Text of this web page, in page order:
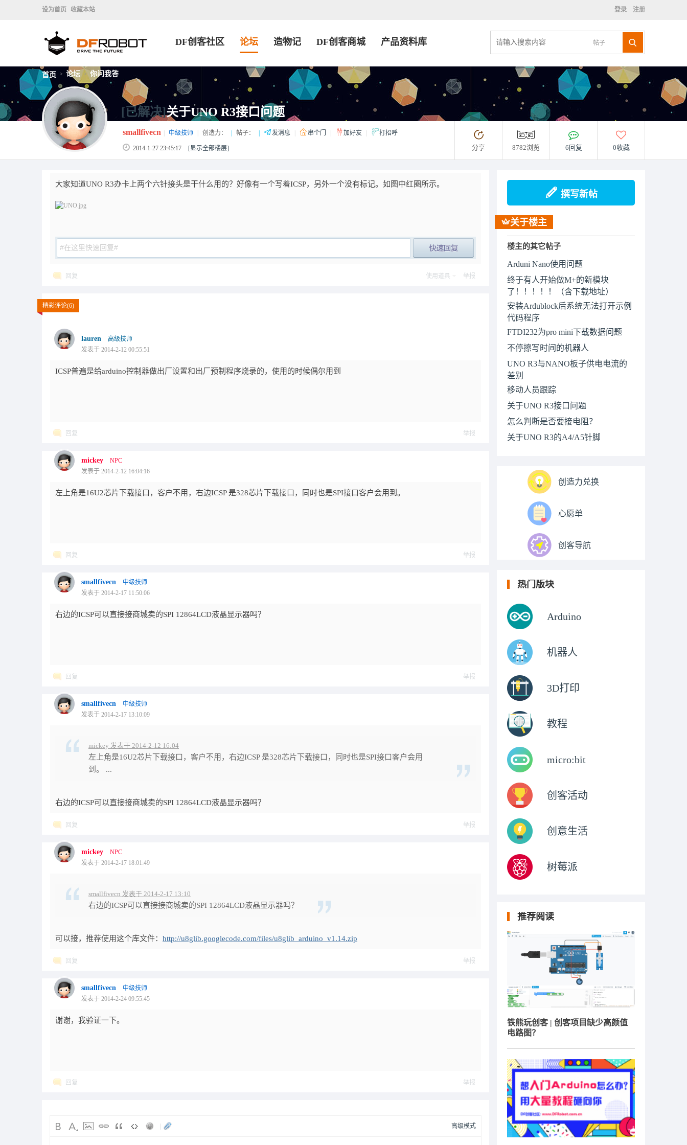
设为首页 收藏本站 登录 注册
帖子
DF创客社区 论坛 造物记 DF创客商城 产品资料库
首页 > 论坛 > 你问我答
[已解决]关于UNO R3接口问题
smallfivecn 中级技师 创造力： 帖子： 发消息 串个门 加好友 打招呼
2014-1-27 23:45:17 [显示全部楼层] 分享 8782浏览 6回复 0收藏
大家知道UNO R3办卡上两个六针接头是干什么用的？好像有一个写着ICSP，另外一个没有标记。如图中红圈所示。
回复 使用道具 举报
精彩评论(6)
lauren
高级技师
发表于 2014-2-12 00:55:51
ICSP普遍是给arduino控制器做出厂设置和出厂预制程序烧录的，使用的时候偶尔用到
回复 举报
mickey
NPC
发表于 2014-2-12 16:04:16
左上角是16U2芯片下载接口，客户不用，右边ICSP 是328芯片下载接口，同时也是SPI接口客户会用到。
回复 举报
smallfivecn
中级技师
发表于 2014-2-17 11:50:06
右边的ICSP可以直接接商城卖的SPI 12864LCD液晶显示器吗？
回复 举报
smallfivecn
中级技师
发表于 2014-2-17 13:10:09
mickey 发表于 2014-2-12 16:04
左上角是16U2芯片下载接口，客户不用，右边ICSP 是328芯片下载接口，同时也是SPI接口客户会用
到。 ...
右边的ICSP可以直接接商城卖的SPI 12864LCD液晶显示器吗？
回复 举报
mickey
NPC
发表于 2014-2-17 18:01:49
smallfivecn 发表于 2014-2-17 13:10
右边的ICSP可以直接接商城卖的SPI 12864LCD液晶显示器吗？
可以接，推荐使用这个库文件： http://u8glib.googlecode.com/files/u8glib_arduino_v1.14.zip
回复 举报
smallfivecn
中级技师
发表于 2014-2-24 09:55:45
谢谢，我验证一下。
回复 举报
高级模式
撰写新帖
关于楼主
楼主的其它帖子
Arduni Nano使用问题
终于有人开始做M+的新模块
了！！！！！（含下载地址）
安装Ardublock后系统无法打开示例
代码程序
FTDI232为pro mini下载数据问题
不停擦写时间的机器人
UNO R3与NANO板子供电电流的
差别
移动人员跟踪
关于UNO R3接口问题
怎么判断是否要接电阻？
关于UNO R3的A4/A5针脚
创造力兑换
心愿单
创客导航
热门版块
Arduino
机器人
3D打印
教程
micro:bit
创客活动
创意生活
树莓派
推荐阅读
铁熊玩创客 | 创客项目缺少高颜值
电路图？